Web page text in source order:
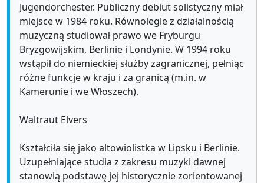
Jugendorchester. Publiczny debiut solistyczny miał
miejsce w 1984 roku. Równolegle z działalnością
muzyczną studiował prawo we Fryburgu
Bryzgowijskim, Berlinie i Londynie. W 1994 roku
wstąpił do niemieckiej służby zagranicznej, pełniąc
różne funkcje w kraju i za granicą (m.in. w
Kamerunie i we Włoszech).
Waltraut Elvers
Kształciła się jako altowiolistka w Lipsku i Berlinie.
Uzupełniające studia z zakresu muzyki dawnej
stanowią podstawę jej historycznie zorientowanej